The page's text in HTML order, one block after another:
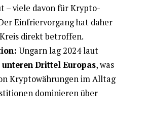
– viele davon für Krypto-
Einfriervorgang hat daher
direkt betroffen.
Ungarn lag 2024 laut
unteren Drittel Europas, was
Kryptowährungen im Alltag
dominieren über